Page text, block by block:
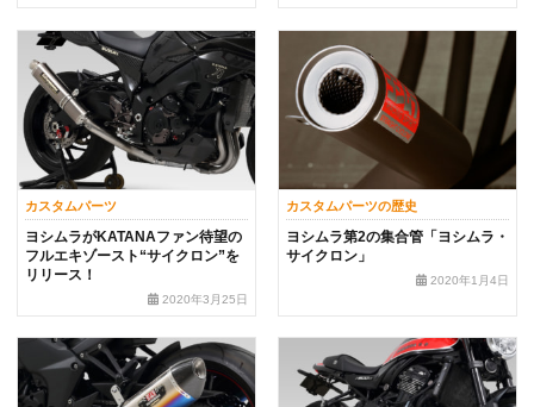
カスタムパーツ
ヨシムラがKATANAファン待望の
フルエキゾースト“サイクロン”を
リリース！
2020年3月25日
カスタムパーツの歴史
ヨシムラ第2の集合管「ヨシムラ・
サイクロン」
2020年1月4日